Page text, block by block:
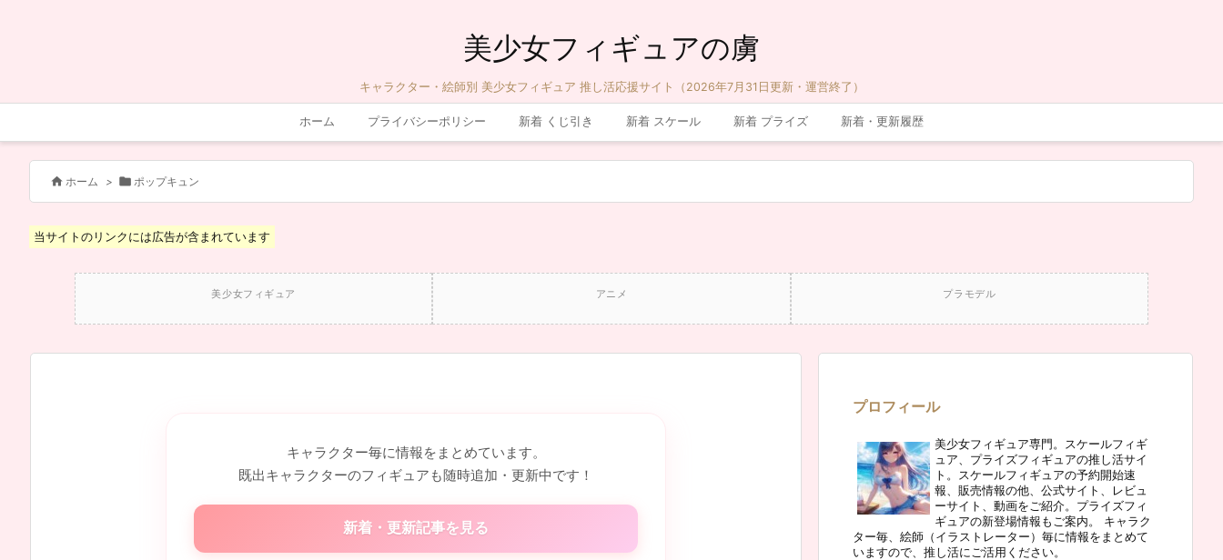
美少女フィギュアの虜
キャラクター・絵師別 美少女フィギュア 推し活応援サイト（2026年7月31日更新・運営終了）
ホーム プライバシーポリシー 新着 くじ引き 新着 スケール 新着 プライズ 新着・更新履歴
 ホーム >  ポップキュン
当サイトのリンクには広告が含まれています
美少女フィギュア アニメ プラモデル
キャラクター毎に情報をまとめています。
既出キャラクターのフィギュアも随時追加・更新中です！
新着・更新記事を見る
プロフィール
美少女フィギュア専門。スケールフィギ
ュア、プライズフィギュアの推し活サイ
ト。スケールフィギュアの予約開始速
報、販売情報の他、公式サイト、レビュ
ーサイト、動画をご紹介。プライズフィ
ギュアの新登場情報もご案内。 キャラク
ター毎、絵師（イラストレーター）毎に情報をまとめて
いますので、推し活にご活用ください。